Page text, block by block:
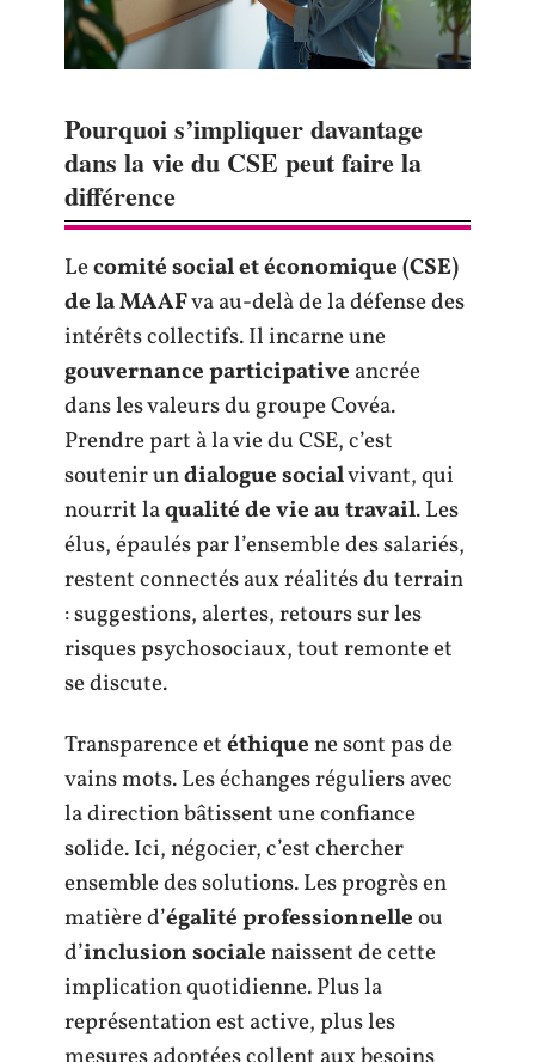
Pourquoi s’impliquer davantage
dans la vie du CSE peut faire la
différence
Lecomité social et économique (CSE)
de la MAAFva au-delà de la défense des
intérêts collectifs. Il incarne une
gouvernance participative ancrée
dans les valeurs du groupe Covéa.
Prendre part à la vie du CSE, c’est
soutenir undialogue socialvivant, qui
nourrit laqualité de vie au travail. Les
élus, épaulés par l’ensemble des salariés,
restent connectés aux réalités du terrain
: suggestions, alertes, retours sur les
risques psychosociaux, tout remonte et
se discute.
Transparence etéthiquene sont pas de
vains mots. Les échanges réguliers avec
la direction bâtissent une confiance
solide. Ici, négocier, c’est chercher
ensemble des solutions. Les progrès en
matière d’égalité professionnelleou
d’inclusion socialenaissent de cette
implication quotidienne. Plus la
représentation est active, plus les